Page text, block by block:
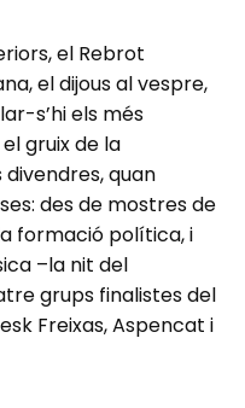
el Rebrot
el dijous al vespre,
s’hi els més
gruix de la
quan
des de mostres de
formació política, i
–la nit del
grups finalistes del
Freixas, Aspencat i